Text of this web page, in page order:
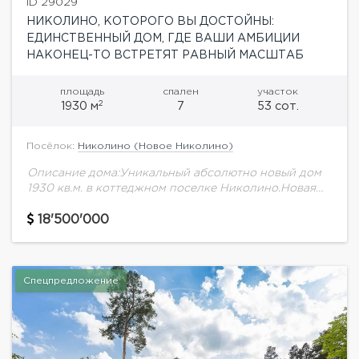
ID 29029
НИКОЛИНО, КОТОРОГО ВЫ ДОСТОЙНЫ:
ЕДИНСТВЕННЫЙ ДОМ, ГДЕ ВАШИ АМБИЦИИ
НАКОНЕЦ-ТО ВСТРЕТЯТ РАВНЫЙ МАСШТАБ
площадь
1930 м2
спален
7
участок
53 сот.
Посёлок: Николино (Новое Николино)
Описание дома:Уникальный абсолютно новый дом
1930 кв.м. в коттеджном поселке Николино.Новая
части поселка. В доме семь спален, просторный
18'500'000
Спецпредложение